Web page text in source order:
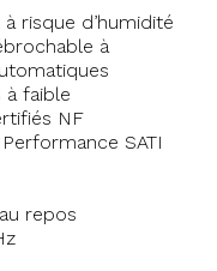
risque d’humidité
à
à faible
NF
SATI
repos